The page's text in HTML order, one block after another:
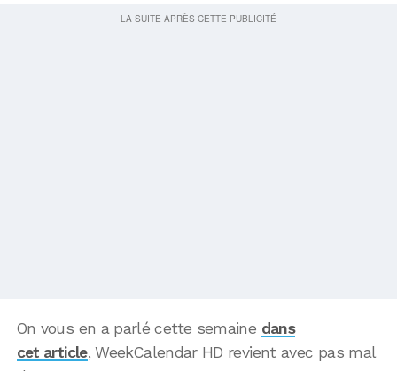
On vous en a parlé cette semaine dans
cet article, WeekCalendar HD revient avec pas mal